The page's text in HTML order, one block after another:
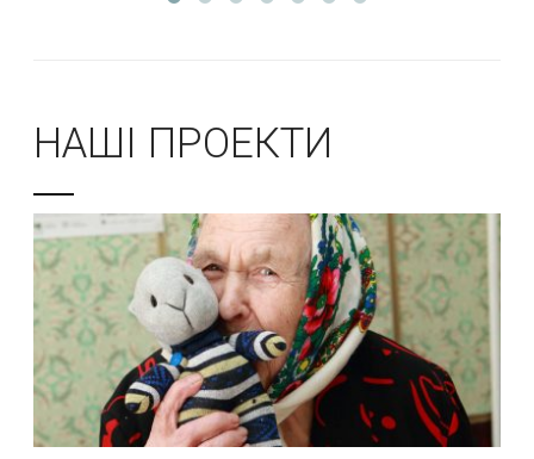
НАШІ ПРОЕКТИ